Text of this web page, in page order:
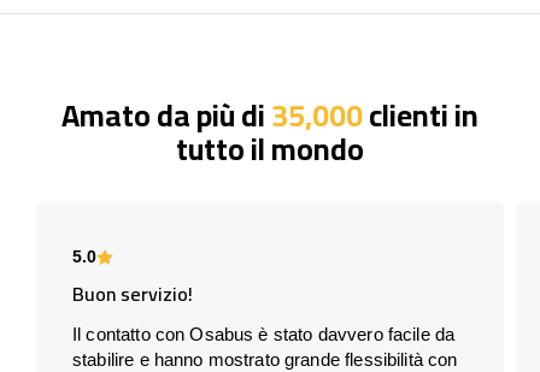
Amato da più di35,000clienti in
tutto il mondo
5.0
Buon servizio!
Il contatto con Osabus è stato davvero facile da
stabilire e hanno mostrato grande flessibilità con